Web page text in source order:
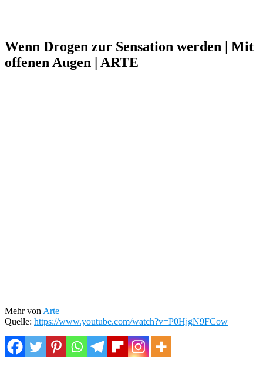
Wenn Drogen zur Sensation werden | Mit
offenen Augen | ARTE
Mehr von Arte
Quelle: https://www.youtube.com/watch?v=P0HjgN9FCow